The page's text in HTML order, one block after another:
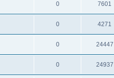
0 7601
0 4271
0 24447
0 24937